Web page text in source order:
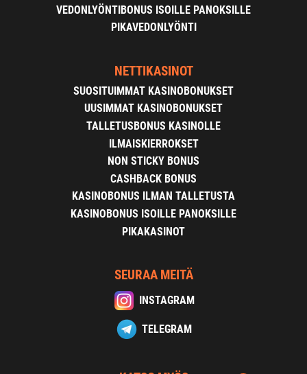
VEDONLYÖNTIBONUS ISOILLE PANOKSILLE
PIKAVEDONLYÖNTI
NETTIKASINOT
SUOSITUIMMAT KASINOBONUKSET
UUSIMMAT KASINOBONUKSET
TALLETUSBONUS KASINOLLE
ILMAISKIERROKSET
NON STICKY BONUS
CASHBACK BONUS
KASINOBONUS ILMAN TALLETUSTA
KASINOBONUS ISOILLE PANOKSILLE
PIKAKASINOT
SEURAA MEITÄ
INSTAGRAM
TELEGRAM